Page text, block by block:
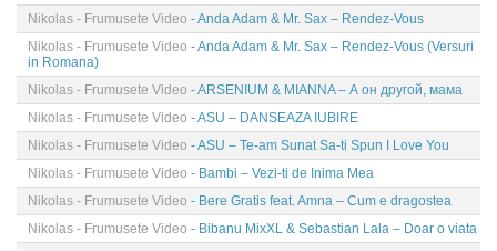
Nikolas - Frumusete Video - Anda Adam & Mr. Sax – Rendez-Vous
Nikolas - Frumusete Video - Anda Adam & Mr. Sax – Rendez-Vous (Versuri
in Romana)
Nikolas - Frumusete Video - ARSENIUM & MIANNA – А он другой, мама
Nikolas - Frumusete Video - ASU – DANSEAZA IUBIRE
Nikolas - Frumusete Video - ASU – Te-am Sunat Sa-ti Spun I Love You
Nikolas - Frumusete Video - Bambi – Vezi-ti de Inima Mea
Nikolas - Frumusete Video - Bere Gratis feat. Amna – Cum e dragostea
Nikolas - Frumusete Video - Bibanu MixXL & Sebastian Lala – Doar o viata